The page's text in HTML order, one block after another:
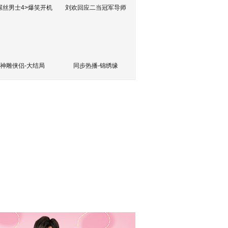
丝男士4>爆笑开机 刘欢回应二当冠军导师
神雕侠侣-大结局 同步热播-锦绣缘